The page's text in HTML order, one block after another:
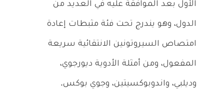
الأول بعد الموافقة عليه في العديد من
الدول، وهو يندرج تحت فئة مثبطات إعادة
امتصاص السيروتونين الانتقائية سريعة
المفعول، ومن أمثلة الأدوية ديورجوي،
وديلبي، واندوبوكسيتين، وجوي بوكس.